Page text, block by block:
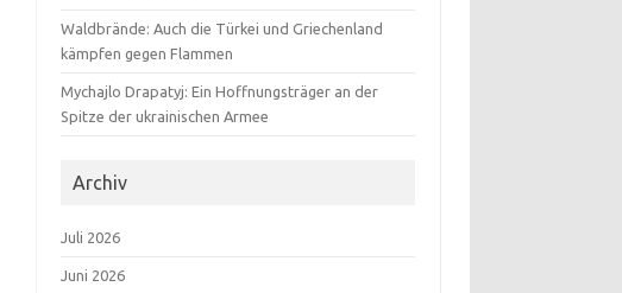
Waldbrände: Auch die Türkei und Griechenland
kämpfen gegen Flammen
Mychajlo Drapatyj: Ein Hoffnungsträger an der
Spitze der ukrainischen Armee
Archiv
Juli 2026
Juni 2026